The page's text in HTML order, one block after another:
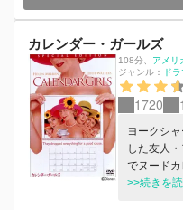
カレンダー・ガールズ
108分
アメリ
ジャンル：
ドラ
1720
ヨークシ
した友人
でヌード
へ寄付する
>>続きを